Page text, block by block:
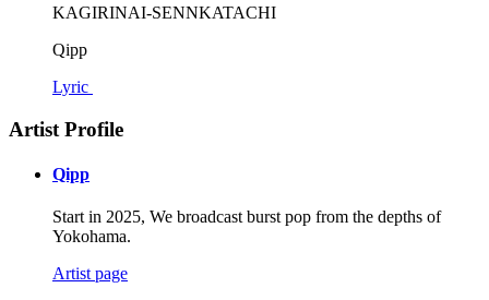
KAGIRINAI-SENNKATACHI
Qipp
Lyric
Artist Profile
Qipp
Start in 2025, We broadcast burst pop from the depths of
Yokohama.
Artist page